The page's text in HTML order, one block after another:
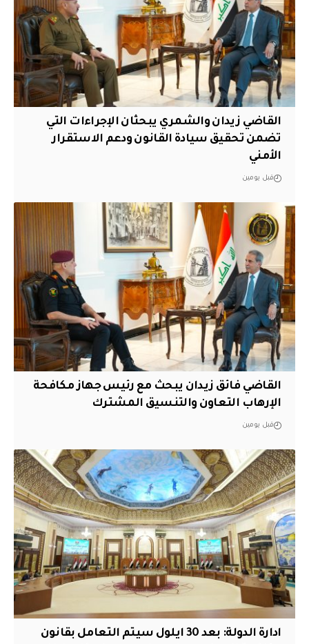
القاضي زيدان والشمري يبحثان الإجراءات التي
تضمن تحقيق سيادة القانون ودعم الاستقرار
الأمني
قبل يومين
القاضي فائق زيدان يبحث مع رئيس جهاز مكافحة
الإرهاب التعاون والتنسيق المشترك
قبل يومين
ادارة الدولة: بعد 30 ايلول سيتم التعامل بقانون